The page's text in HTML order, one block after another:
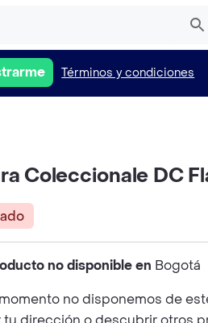
Términos y condiciones
Coleccionale DC
no disponible en Bogotá
no disponemos de